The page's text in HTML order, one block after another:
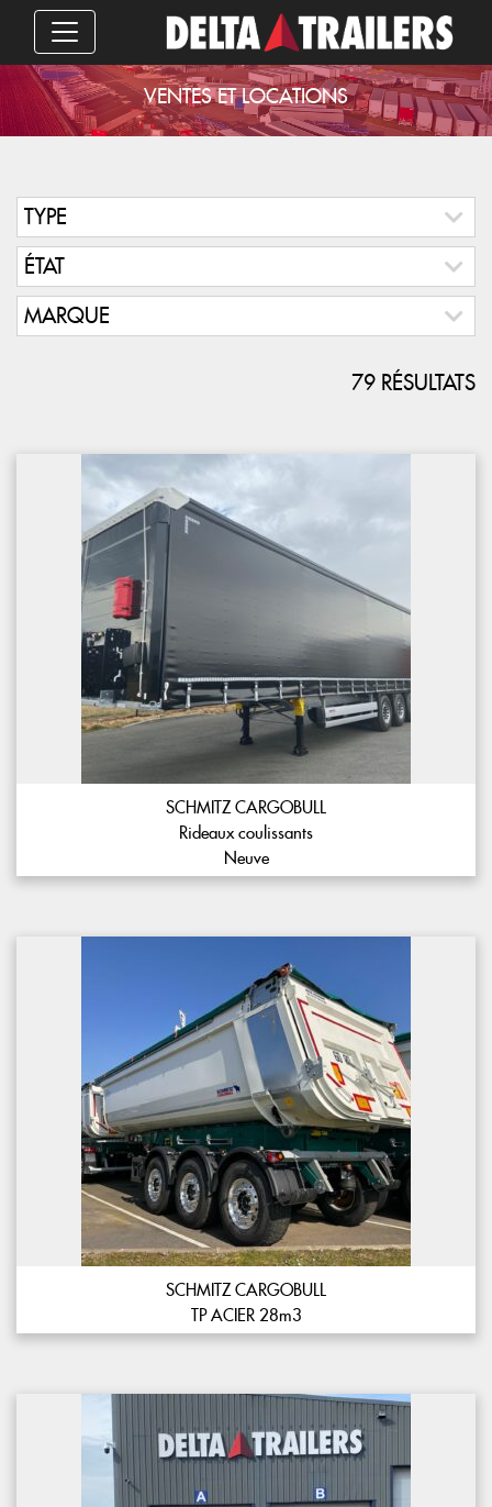
VENTES ET LOCATIONS
TYPE
ÉTAT
MARQUE
79 RÉSULTATS
SCHMITZ CARGOBULL
Rideaux coulissants
Neuve
SCHMITZ CARGOBULL
TP ACIER 28m3